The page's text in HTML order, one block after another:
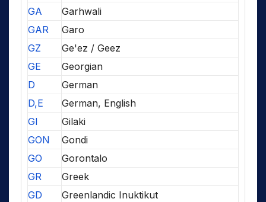
GA
Garhwali
GAR
Garo
GZ
Ge'ez / Geez
GE
Georgian
D
German
D,E
German, English
GI
Gilaki
GON
Gondi
GO
Gorontalo
GR
Greek
GD
Greenlandic Inuktikut